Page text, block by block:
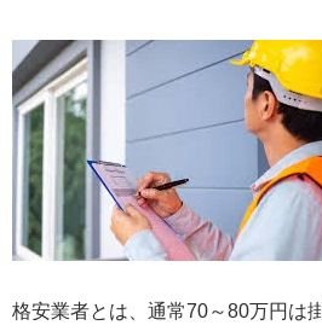
格安業者とは、通常70～80万円は